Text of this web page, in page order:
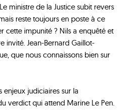
ministre de la Justice subit revers
reste toujours en poste à ce
cette impunité ? Nils a enquêté et
invité. Jean-Bernard Gaillot-
que nous connaissons bien sur
enjeux judiciaires sur la
verdict qui attend Marine Le Pen.